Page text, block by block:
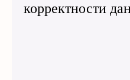
корректности